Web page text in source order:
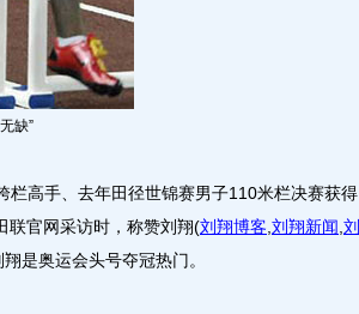
缺”
高手、去年田径世锦赛男子110米栏决赛获得
联官网采访时，称赞刘翔(刘翔博客 刘翔新闻 刘
是奥运会头号夺冠热门。